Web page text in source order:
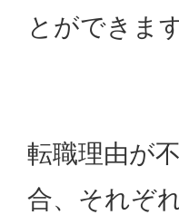
とができます
転職理由が
合、それぞ